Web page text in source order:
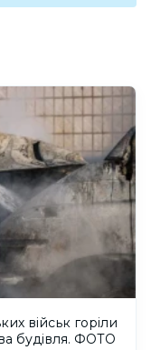
військ горіли
будівля. ФОТО